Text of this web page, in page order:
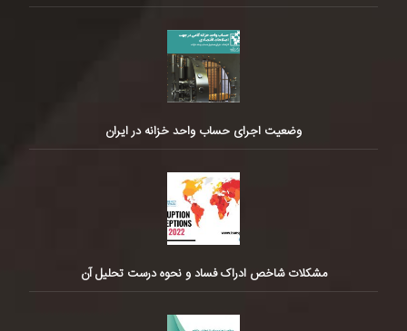
وضعیت اجرای حساب واحد خزانه در ایران
مشکلات شاخص ادراک فساد و نحوه درست تحلیل آن